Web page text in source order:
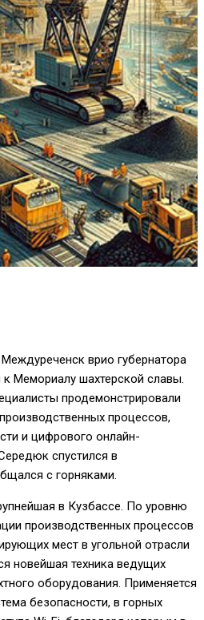
врио губернатора
Мемориалу шахтерской славы.
продемонстрировали
процессов,
и цифрового онлайн-
спустился в
с горняками.
в Кузбассе. По уровню
производственных процессов
мест в угольной отрасли
новейшая техника ведущих
оборудования. Применяется
безопасности, в горных